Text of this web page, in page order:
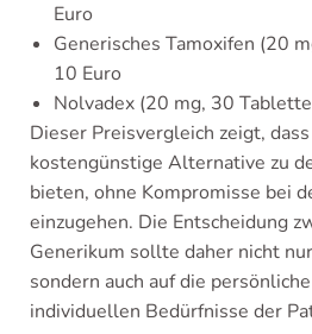
Euro
Generisches Tamoxifen (20
10 Euro
Nolvadex (20 mg, 30
Dieser Preisvergleich zeigt,
kostengünstige Alternative zu
bieten, ohne Kompromisse bei
einzugehen. Die Entscheidung
Generikum sollte daher nicht
sondern auch auf die
individuellen Bedürfnisse der